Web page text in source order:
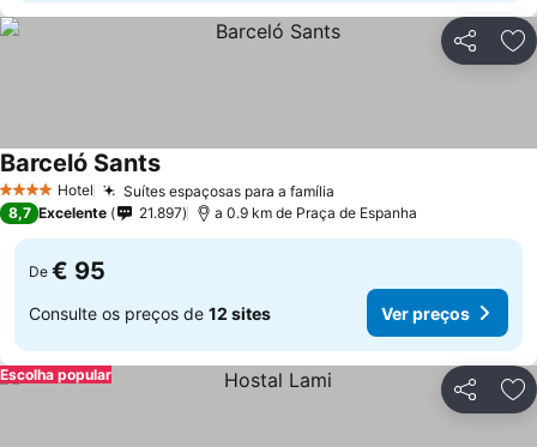
Partilhar
4 EstrelasHotel Suítes espaçosas para a família
Barceló Sants
8,7 Excelente 21.897 a 0.9 km de Praça de Espanha
De € 95
Consulte os preços de 12 sites Ver preços
Partilhar
Escolha popular